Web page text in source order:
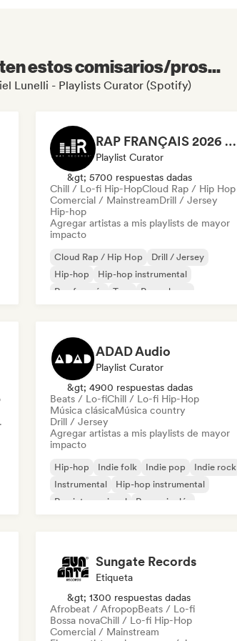
estos comisarios/pros...
Lunelli - Playlists Curator (Spotify)
RAP FRANÇAIS 2026 🔥🇫🇷 (Way Records)
Playlist Curator
&gt; 5700 respuestas dadas
Chill / Lo-fi Hip-HopCloud Rap / Hip Hop
Comercial / MainstreamDrill / Jersey
Hip-hop
Agregar artistas a mis playlists de mayor
impacto
Cloud Rap / Hip Hop
Drill / Jersey
Hip-hop
Hip-hop instrumental
Rap francés
Trap
Pop urbano
ADAD Audio
Playlist Curator
&gt; 4900 respuestas dadas
Beats / Lo-fiChill / Lo-fi Hip-Hop
Música clásicaMúsica country
Drill / Jersey
Agregar artistas a mis playlists de mayor
impacto
Hip-hop Indie folk Indie pop
Indie rock
Instrumental
Hip-hop instrumental
Rap internacional
Rap en inglés
Sungate Records
Etiqueta
&gt; 1300 respuestas dadas
Afrobeat / AfropopBeats / Lo-fi
Bossa novaChill / Lo-fi Hip-Hop
Comercial / Mainstream